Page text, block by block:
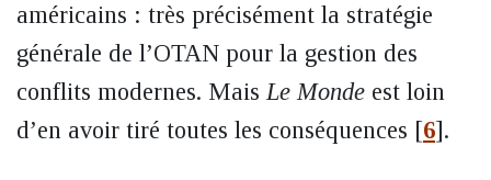
américains : très précisément la stratégie
générale de l’OTAN pour la gestion des
conflits modernes. MaisLe Monde est loin
d’en avoir tiré toutes les conséquences [6] .